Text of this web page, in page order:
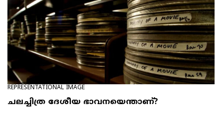
REPRESENTATIONAL IMAGE
ചലച്ചിത്ര ദേശീയ ഭാവനയെന്താണ്?